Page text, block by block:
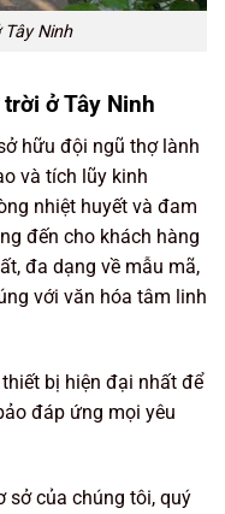
Ninh
ở Tây Ninh
hữu đội ngũ thợ lành
và tích lũy kinh
nhiệt huyết và đam
đến cho khách hàng
đa dạng về mẫu mã,
với văn hóa tâm linh
bị hiện đại nhất để
đáp ứng mọi yêu
sở của chúng tôi, quý